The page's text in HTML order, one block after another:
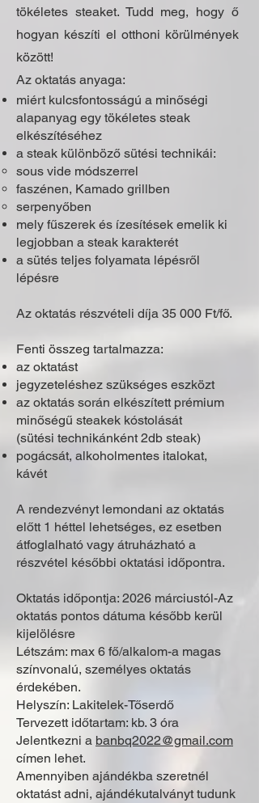
tökéletes steaket. Tudd meg, hogy ő
hogyan készíti el otthoni körülmények
között!
Az oktatás anyaga:​
miért kulcsfontosságú a minőségi
alapanyag egy tökéletes steak
elkészítéséhez
a steak különböző sütési technikái:
sous vide módszerrel
faszénen, Kamado grillben
serpenyőben
mely fűszerek és ízesítések emelik ki
legjobban a steak karakterét
a sütés teljes folyamata lépésről
lépésre
Az oktatás részvételi díja 35 000 Ft/fő.
Fenti összeg tartalmazza:
az oktatást
jegyzeteléshez szükséges eszközt
az oktatás során elkészített prémium
minőségű steakek kóstolását
(sütési technikánként 2db steak)
pogácsát, alkoholmentes italokat,
kávét
A rendezvényt lemondani az oktatás
előtt 1 héttel lehetséges, ez esetben
átfoglalható vagy átruházható a
részvétel későbbi oktatási időpontra.
Oktatás időpontja: 2026 márciustól-Az
oktatás pontos dátuma később kerül
kijelölésre
Létszám: max 6 fő/alkalom-a magas
színvonalú, személyes oktatás
érdekében.
Helyszín: Lakitelek-Tőserdő
Tervezett időtartam: kb. 3 óra
Jelentkezni a banbq2022@gmail.com
címen lehet.
Amennyiben ajándékba szeretnél
oktatást adni, ajándékutalványt tudunk